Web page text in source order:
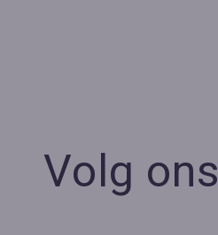
Volg ons